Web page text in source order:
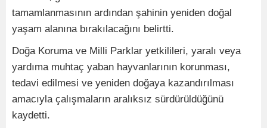
tamamlanmasının ardından şahinin yeniden doğal
yaşam alanına bırakılacağını belirtti.
Doğa Koruma ve Milli Parklar yetkilileri, yaralı veya
yardıma muhtaç yaban hayvanlarının korunması,
tedavi edilmesi ve yeniden doğaya kazandırılması
amacıyla çalışmaların aralıksız sürdürüldüğünü
kaydetti.